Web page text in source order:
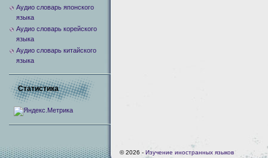
Аудио словарь японского
языка
Аудио словарь корейского
языка
Аудио словарь китайского
языка
Статистика
© 2026 - Изучение иностранных языков